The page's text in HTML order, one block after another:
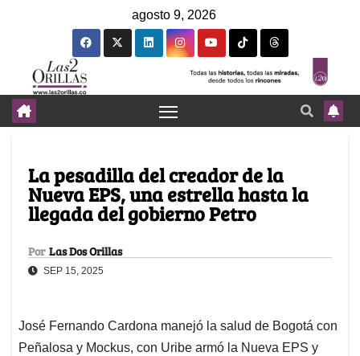
agosto 9, 2026
La pesadilla del creador de la
Nueva EPS, una estrella hasta la
llegada del gobierno Petro
Por Las Dos Orillas
SEP 15, 2025
José Fernando Cardona manejó la salud de Bogotá con
Peñalosa y Mockus, con Uribe armó la Nueva EPS y